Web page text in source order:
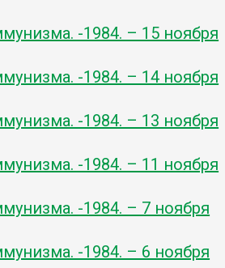
-1984. – 15 ноября
-1984. – 14 ноября
-1984. – 13 ноября
-1984. – 11 ноября
-1984. – 7 ноября
-1984. – 6 ноября